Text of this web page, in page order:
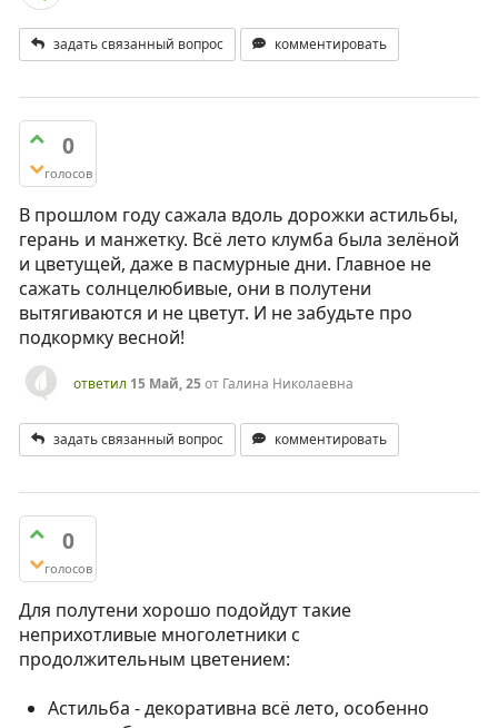
задать связанный вопрос комментировать
0
голосов
В прошлом году сажала вдоль дорожки астильбы,
герань и манжетку. Всё лето клумба была зелёной
и цветущей, даже в пасмурные дни. Главное не
сажать солнцелюбивые, они в полутени
вытягиваются и не цветут. И не забудьте про
подкормку весной!
ответил 15 Май, 25от Галина Николаевна
задать связанный вопрос комментировать
0
голосов
Для полутени хорошо подойдут такие
неприхотливые многолетники с
продолжительным цветением:
Астильба - декоративна всё лето, особенно